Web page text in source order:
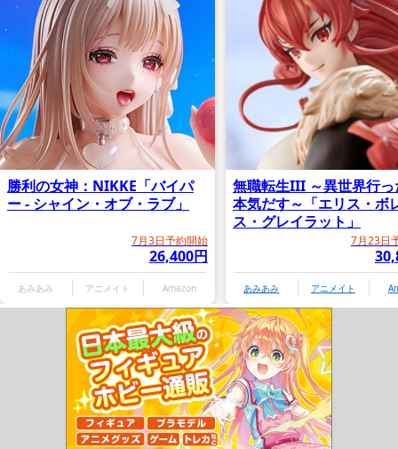
勝利の女神：NIKKE「バイパ
ー - シャイン・オブ・ラブ」
7月3日予約開始
26,400円
あみあみ アニメイト Amazon
無職転生III ～異世界行っ
本気だす～「エリス・ボ
ス・グレイラット」
7月23日
あみあみ アニメイト